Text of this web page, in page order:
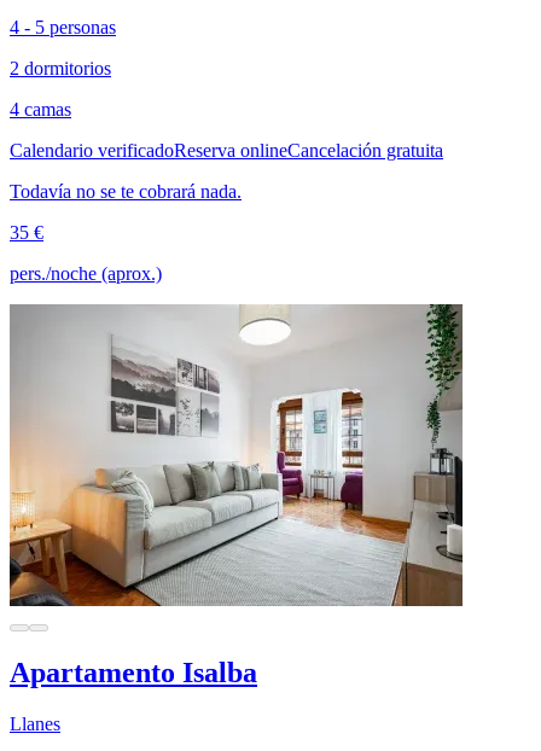
4 - 5 personas
2 dormitorios
4 camas
Calendario verificadoReserva onlineCancelación gratuita
Todavía no se te cobrará nada.
35 €
pers./noche (aprox.)
Apartamento Isalba
Llanes